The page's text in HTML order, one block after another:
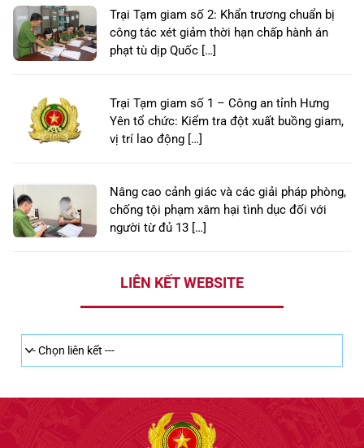
Trại Tạm giam số 2: Khẩn trương chuẩn bị
công tác xét giảm thời hạn chấp hành án
phạt tù dịp Quốc […]
Trại Tạm giam số 1 – Công an tỉnh Hưng
Yên tổ chức: Kiểm tra đột xuất buồng giam,
vị trí lao động […]
Nâng cao cảnh giác và các giải pháp phòng,
chống tội phạm xâm hại tình dục đối với
người từ đủ 13 […]
LIÊN KẾT WEBSITE